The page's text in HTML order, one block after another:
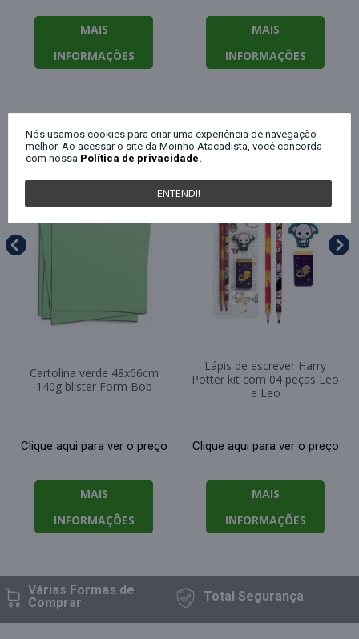
MAIS
INFORMAÇÕES
MAIS
INFORMAÇÕES
QUEM COMPROU ESTE PRODUTO,
Cartolina verde 48x66cm
140g blister Form Bob
Clique aqui para ver o preço
MAIS
INFORMAÇÕES
Lápis de escrever Harry
Potter kit com 04 peças Leo
e Leo
Clique aqui para ver o preço
MAIS
INFORMAÇÕES
Várias Formasde
Comprar
TotalSegurança
Nós usamos cookies para criar uma experiência de navegação
melhor. Ao acessar o site da Moinho Atacadista, você concorda
com nossa Política de privacidade.
ENTENDI!